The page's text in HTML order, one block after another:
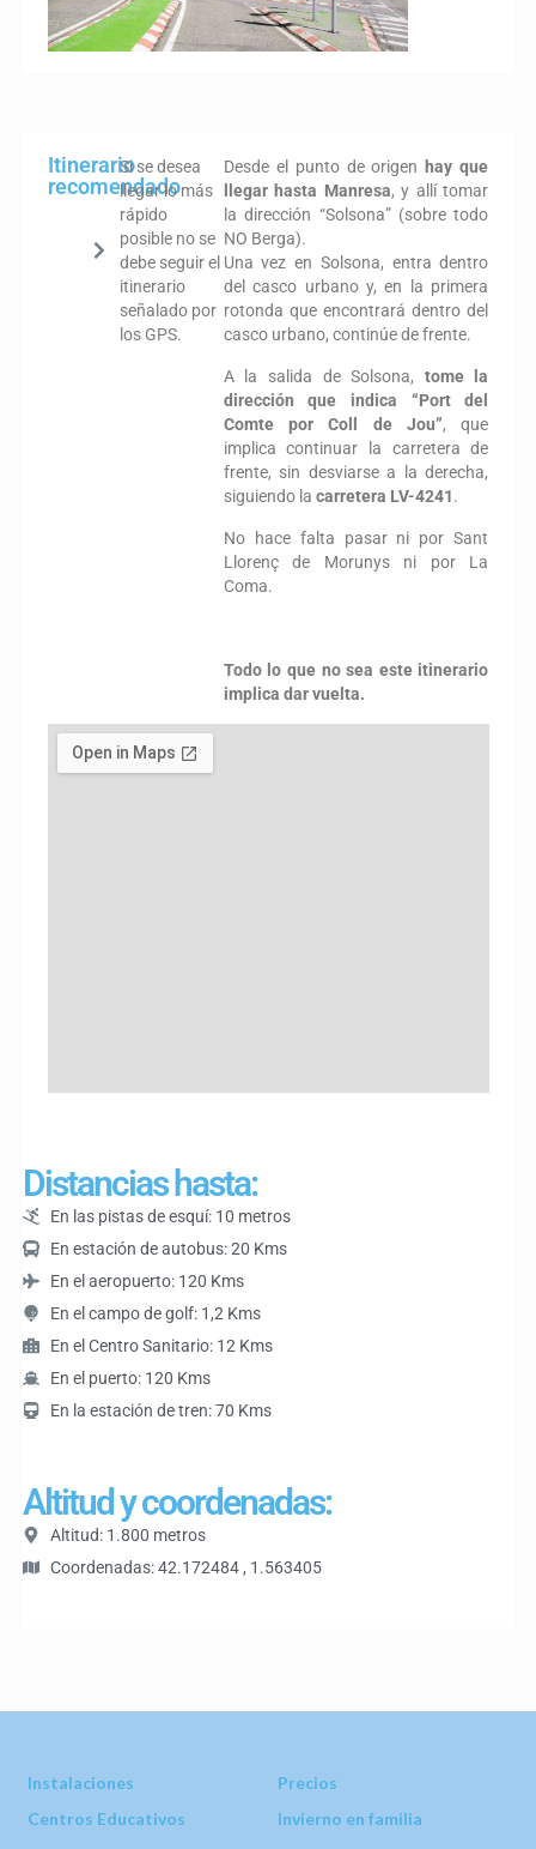
Itinerario
recomendado
Si se desea
llegar lo más
rápido
posible no se
debe seguir el
itinerario
señalado por
los GPS.
Desde el punto de origen hay que
llegar hasta Manresa, y allí tomar
la dirección “Solsona” (sobre todo
NO Berga).
Una vez en Solsona, entra dentro
del casco urbano y, en la primera
rotonda que encontrará dentro del
casco urbano, continúe de frente.
A la salida de Solsona, tome la
dirección que indica “Port del
Comte por Coll de Jou”, que
implica continuar la carretera de
frente, sin desviarse a la derecha,
siguiendo la carretera LV-4241.
No hace falta pasar ni por Sant
Llorenç de Morunys ni por La
Coma.
Todo lo que no sea este itinerario
implica dar vuelta.
Distancias hasta:
En las pistas de esquí: 10 metros
En estación de autobus: 20 Kms
En el aeropuerto: 120 Kms
En el campo de golf: 1,2 Kms
En el Centro Sanitario: 12 Kms
En el puerto: 120 Kms
En la estación de tren: 70 Kms
Altitud y coordenadas:
Altitud: 1.800 metros
Coordenadas: 42.172484 , 1.563405
Instalaciones
Precios
Centros Educativos
Invierno en familia